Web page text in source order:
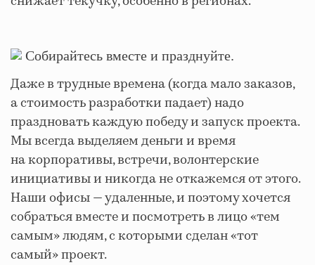
Собирайтесь вместе и празднуйте.
Даже в трудные времена (когда мало заказов,
а стоимость разработки падает) надо
праздновать каждую победу и запуск проекта.
Мы всегда выделяем деньги и время
на корпоративы, встречи, волонтерские
инициативы и никогда не откажемся от этого.
Наши офисы — удаленные, и поэтому хочется
собраться вместе и посмотреть в лицо «тем
самым» людям, с которыми сделан «тот
самый» проект.